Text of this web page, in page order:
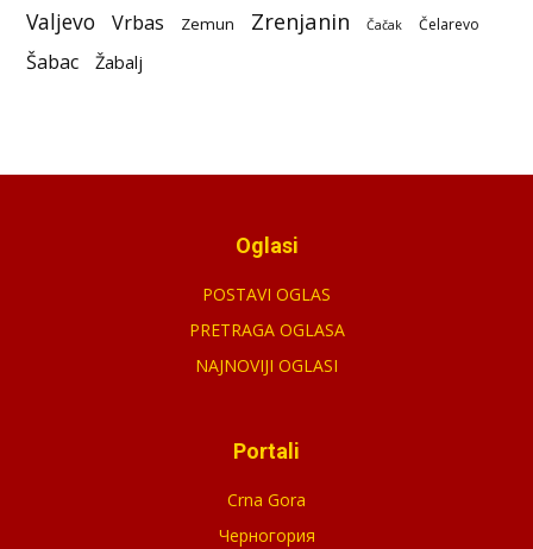
Valjevo Vrbas Zemun Zrenjanin Čačak Čelarevo
Šabac Žabalj
Oglasi
POSTAVI OGLAS
PRETRAGA OGLASA
NAJNOVIJI OGLASI
Portali
Crna Gora
Черногория